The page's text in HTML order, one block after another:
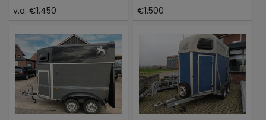
v.a. €1.450 €1.500